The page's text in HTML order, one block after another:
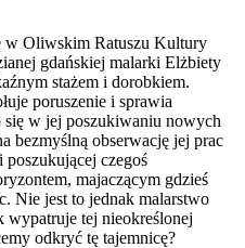
w Oliwskim Ratuszu Kultury
gdańskiej malarki Elżbiety
stażem i dorobkiem.
poruszenie i sprawia
się w jej poszukiwaniu nowych
bezmyślną obserwację jej prac
czegoś
majaczącym gdzieś
Nie jest to jednak malarstwo
wypatruje tej nieokreślonej
odkryć tę tajemnicę?